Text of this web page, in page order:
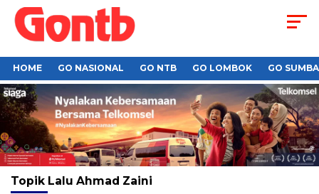
HOME GO NASIONAL GO NTB GO LOMBOK GO
Topik Lalu Ahmad Zaini